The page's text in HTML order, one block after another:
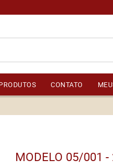
CONTATO
MODELO 05/001 -